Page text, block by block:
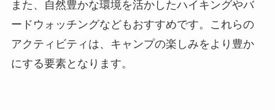
また、自然豊かな環境を活かしたハイキングやバ
ードウォッチングなどもおすすめです。これらの
アクティビティは、キャンプの楽しみをより豊か
にする要素となります。